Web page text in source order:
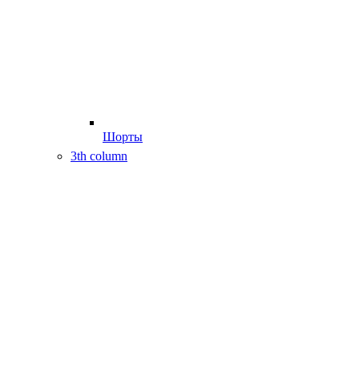
Шорты
3th column